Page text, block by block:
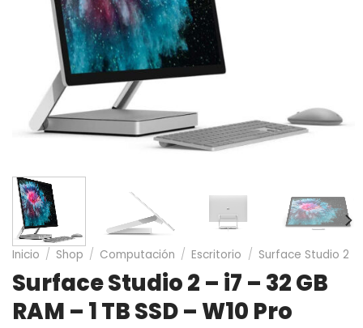
Inicio / Shop / Computación / Escritorio / Surface Studio 2
Surface Studio 2 – i7 – 32 GB
RAM – 1 TB SSD – W10 Pro